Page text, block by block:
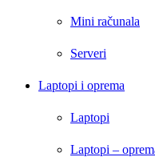
Mini računala
Serveri
Laptopi i oprema
Laptopi
Laptopi –